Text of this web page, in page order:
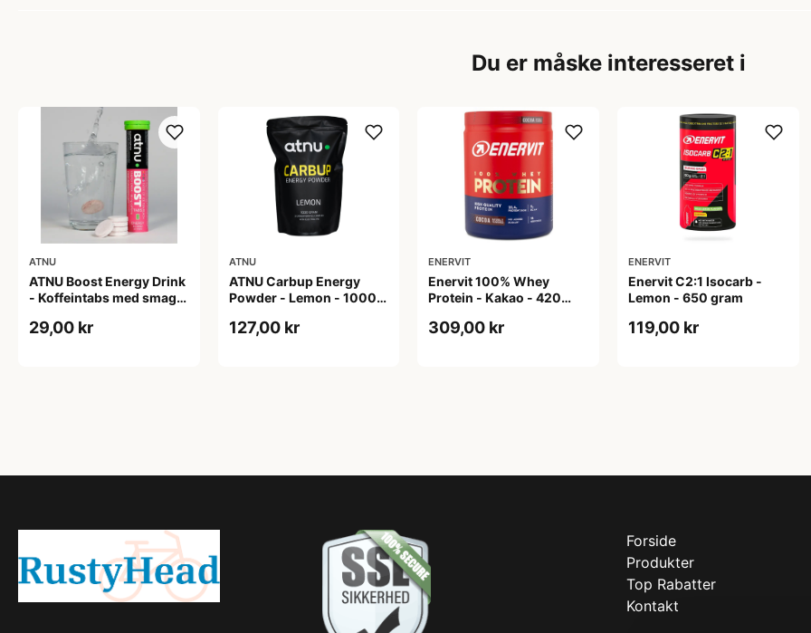
Du er måske interesseret i
ATNU
ATNU Boost Energy Drink
- Koffeintabs med smag
29,00 kr
ATNU
ATNU Carbup Energy
Powder - Lemon - 1000
127,00 kr
ENERVIT
Enervit 100% Whey
Protein - Kakao - 420
309,00 kr
ENERVIT
Enervit C2:1 Isocarb -
Lemon - 650 gram
119,00 kr
Forside
Produkter
Top Rabatter
Kontakt